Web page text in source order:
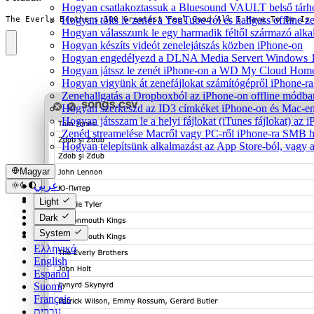
Hogyan csatlakoztassuk a Bluesound VAULT belső
Hogyan tölts le zenét a YouTube-ról és hallgass offline
Hogyan válasszunk le egy harmadik féltől származó
Hogyan készíts videót zenelejátszás közben iPhone-on
Hogyan engedélyezd a DLNA Media Servert Windows
Hogyan játssz le zenét iPhone-on a WD My Cloud
Hogyan vigyünk át zenefájlokat számítógépről iPhone-
Zenehallgatás a Dropboxból az iPhone-on offline
Hogyan szerkeszd az ID3 címkéket iPhone-on és Mac-
Hogyan játsszam le a helyi fájlokat (iTunes fájlokat) az
Zenéd streamelése Macről vagy PC-ről iPhone-ra SMB
Hogyan telepítsünk alkalmazást az App Store-ból,
Magyar
عربي
Català
Čeština
Dansk
Deutsch
Ελληνικά
English
Español
Suomi
Français
עברית
Light
Dark
System
The Everly Brothers,100 Greatest Feel Good,All I Have To Do Is